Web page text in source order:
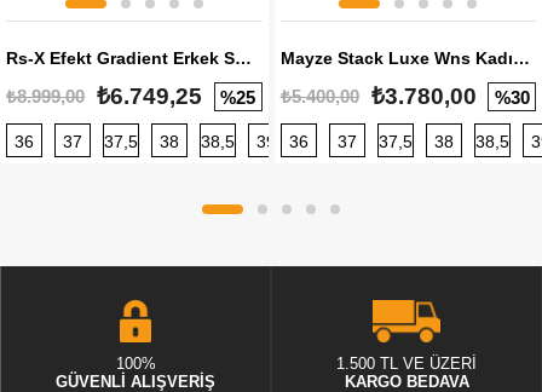
Rs-X Efekt Gradient Erkek Sneaker
₺8.999,00 ₺6.749,25 %25
36 37 37,5 38 38,5 39 40 40,5 41 42 42,5
Mayze Stack Luxe Wns Kadın Sneaker
₺5.400,00 ₺3.780,00 %30
36 37 37,5 38 38,5
100%
GÜVENLİ ALIŞVERİŞ
1.500 TL VE ÜZERİ
KARGO BEDAVA